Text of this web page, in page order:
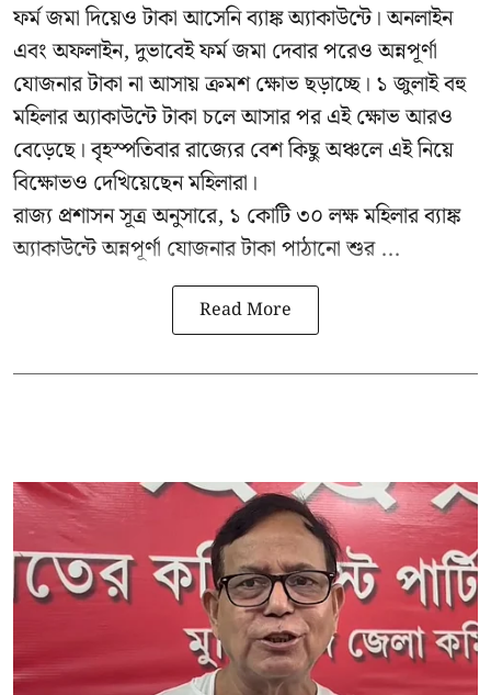
ফর্ম জমা দিয়েও টাকা আসেনি ব্যাঙ্ক অ্যাকাউন্টে। অনলাইন
এবং অফলাইন, দুভাবেই ফর্ম জমা দেবার পরেও অন্নপূর্ণা
যোজনার টাকা না আসায় ক্রমশ ক্ষোভ ছড়াচ্ছে। ১ জুলাই বহু
মহিলার অ্যাকাউন্টে টাকা চলে আসার পর এই ক্ষোভ আরও
বেড়েছে। বৃহস্পতিবার রাজ্যের বেশ কিছু অঞ্চলে এই নিয়ে
বিক্ষোভও দেখিয়েছেন মহিলারা।
রাজ্য প্রশাসন সূত্র অনুসারে, ১ কোটি ৩০ লক্ষ মহিলার ব্যাঙ্ক
অ্যাকাউন্টে অন্নপূর্ণা যোজনার টাকা পাঠানো শুর ...
Read More